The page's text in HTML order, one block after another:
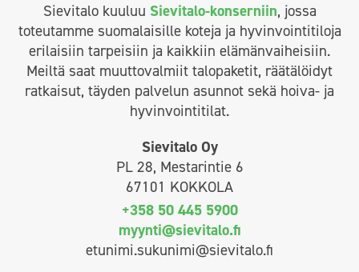
Sievitalo kuuluu Sievitalo-konserniin, jossa
toteutamme suomalaisille koteja ja hyvinvointitiloja
erilaisiin tarpeisiin ja kaikkiin elämänvaiheisiin.
Meiltä saat muuttovalmiit talopaketit, räätälöidyt
ratkaisut, täyden palvelun asunnot sekä hoiva- ja
hyvinvointitilat.
Sievitalo Oy
PL 28, Mestarintie 6
67101 KOKKOLA
+358 50 445 5900
myynti@sievitalo.fi
etunimi.sukunimi@sievitalo.fi